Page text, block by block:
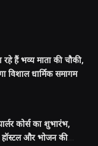
हैं भव्य माता की चौकी,
विशाल धार्मिक समागम
कोर्स का शुभारंभ,
हॉस्टल और भोजन की